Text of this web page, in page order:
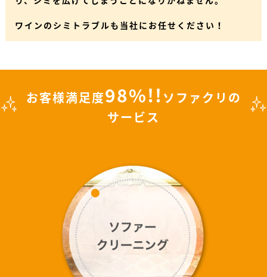
ワインのシミトラブルも当社にお任せください！
お客様満足度98%!! ソファクリの
サービス